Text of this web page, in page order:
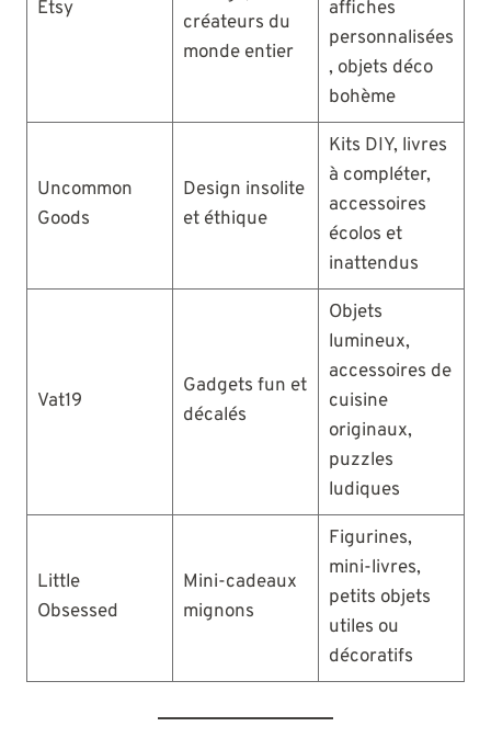
Etsy
créateurs du
monde entier
affiches
personnalisées
, objets déco
bohème
Uncommon
Goods
Design insolite
et éthique
Kits DIY, livres
à compléter,
accessoires
écolos et
inattendus
Vat19
Gadgets fun et
décalés
Objets
lumineux,
accessoires de
cuisine
originaux,
puzzles
ludiques
Little
Obsessed
Mini-cadeaux
mignons
Figurines,
mini-livres,
petits objets
utiles ou
décoratifs